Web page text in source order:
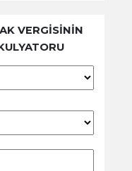
VERGİSİNİN